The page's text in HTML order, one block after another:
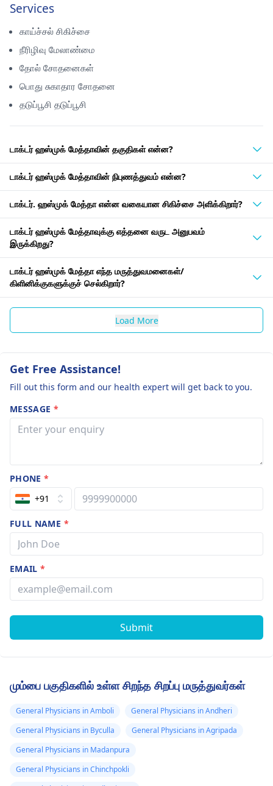
Services
காய்ச்சல் சிகிச்சை
நீரிழிவு மேலாண்மை
தோல் சோதனைகள்
பொது சுகாதார சோதனை
தடுப்பூசி தடுப்பூசி
டாக்டர் ஹஸ்முக் மேத்தாவின் தகுதிகள் என்ன?
டாக்டர் ஹஸ்முக் மேத்தாவின் நிபுணத்துவம் என்ன?
டாக்டர். ஹஸ்முக் மேத்தா என்ன வகையான சிகிச்சை அளிக்கிறார்?
டாக்டர் ஹஸ்முக் மேத்தாவுக்கு எத்தனை வருட அனுபவம்
இருக்கிறது?
டாக்டர் ஹஸ்முக் மேத்தா எந்த மருத்துவமனைகள்/
கிளினிக்குகளுக்குச் செல்கிறார்?
Load More
Get Free Assistance!
Fill out this form and our health expert will get back to you.
MESSAGE *
PHONE*
+91
FULL NAME *
EMAIL*
Submit
மும்பை பகுதிகளில் உள்ள சிறந்த சிறப்பு மருத்துவர்கள்
General Physicians in Amboli
General Physicians in Andheri
General Physicians in Byculla
General Physicians in Agripada
General Physicians in Madanpura
General Physicians in Chinchpokli